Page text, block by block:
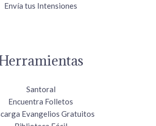
Envía tus Intensiones
Santoral
Encuentra Folletos
Evangelios Gratuitos